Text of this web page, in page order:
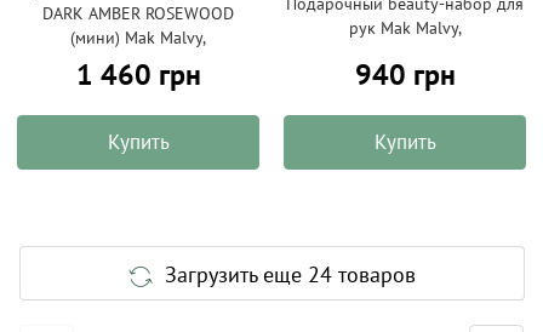
DARK AMBER ROSEWOOD
(мини) Mak Malvy,
1 460 грн
Купить
рук Mak Malvy,
940 грн
Купить
Загрузить еще 24 товаров